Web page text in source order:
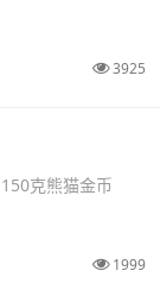
3925
克熊猫金币
1999